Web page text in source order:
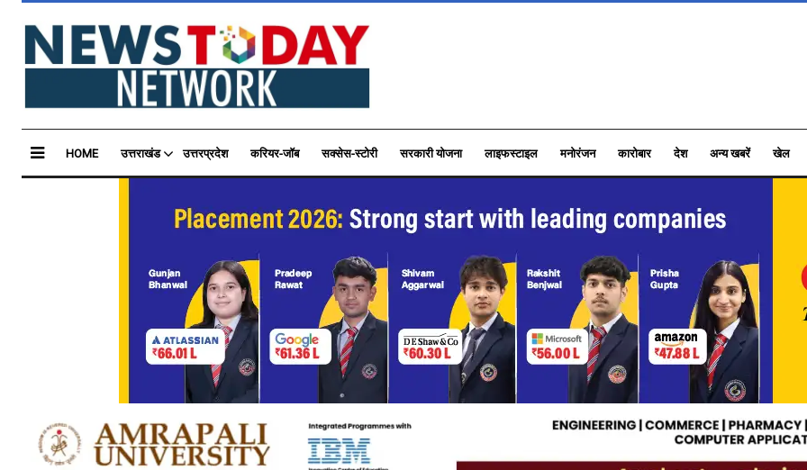
HOME उत्तराखंड उत्तरप्रदेश करियर-जॉब सक्सेस-स्टोरी सरकारी योजना लाइफस्टाइल मनोरंजन कारोबार देश अन्य खबरें खेल